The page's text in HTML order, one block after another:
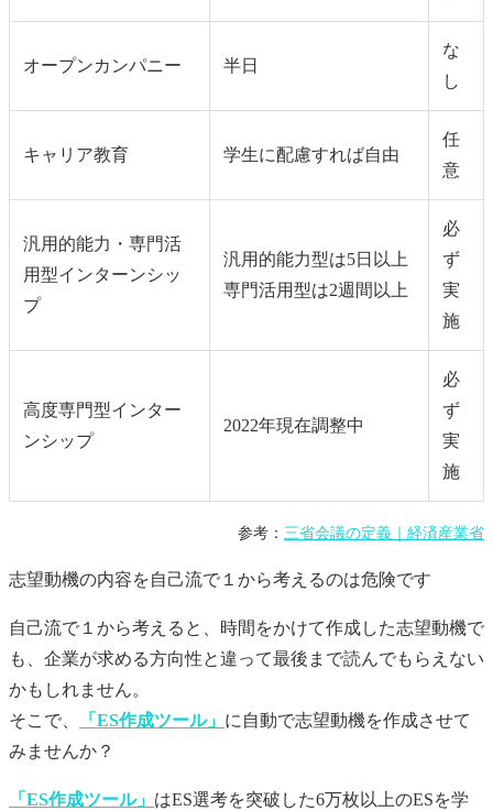
オープンカンパニー 半日
な
し
キャリア教育 学生に配慮すれば自由
任
意
汎用的能力・専門活
用型インターンシッ
プ
汎用的能力型は5日以上
専門活用型は2週間以上
必
ず
実
施
高度専門型インター
ンシップ
2022年現在調整中
必
ず
実
施
参考： 三省会議の定義｜経済産業省
志望動機の内容を自己流で１から考えるのは危険です
自己流で１から考えると、時間をかけて作成した志望動機で
も、企業が求める方向性と違って最後まで読んでもらえない
かもしれません。
そこで、
「ES作成ツール」 に自動で志望動機を作成させて
みませんか？
「ES作成ツール」 はES選考を突破した6万枚以上のESを学